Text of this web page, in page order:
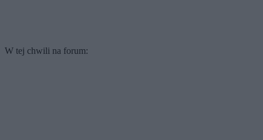
W tej chwili na forum: